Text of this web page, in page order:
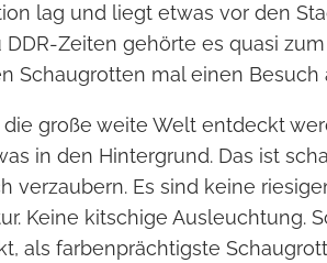
lag und liegt etwas vor den
DDR-Zeiten gehörte es quasi
Schaugrotten mal einen Besuch
große weite Welt entdeckt
in den Hintergrund. Das ist
verzaubern. Es sind keine
Keine kitschige Ausleuchtung.
als farbenprächtigste